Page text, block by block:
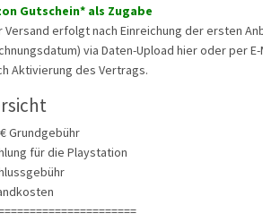
Gutschein* als Zugabe
Versand erfolgt nach Einreichung der ersten
via Daten-Upload hier oder per E-
Aktivierung des Vertrags.
Grundgebühr
für die Playstation